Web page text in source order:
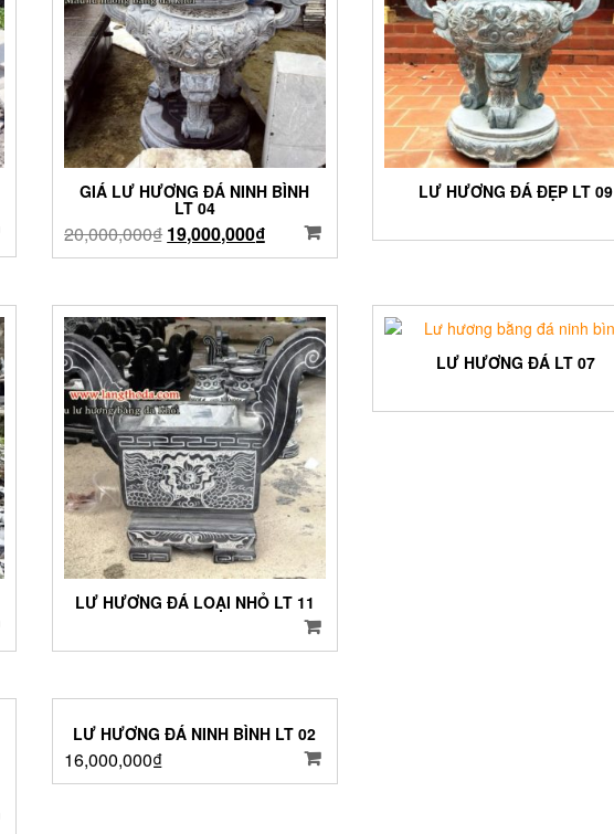
GIÁ LƯ HƯƠNG ĐÁ NINH BÌNH
LT 04
20,000,000₫ 19,000,000₫
LƯ HƯƠNG ĐÁ ĐẸP LT 09
LƯ HƯƠNG ĐÁ LOẠI NHỎ LT 11
LƯ HƯƠNG ĐÁ LT 07
LƯ HƯƠNG ĐÁ NINH BÌNH LT 02
16,000,000₫